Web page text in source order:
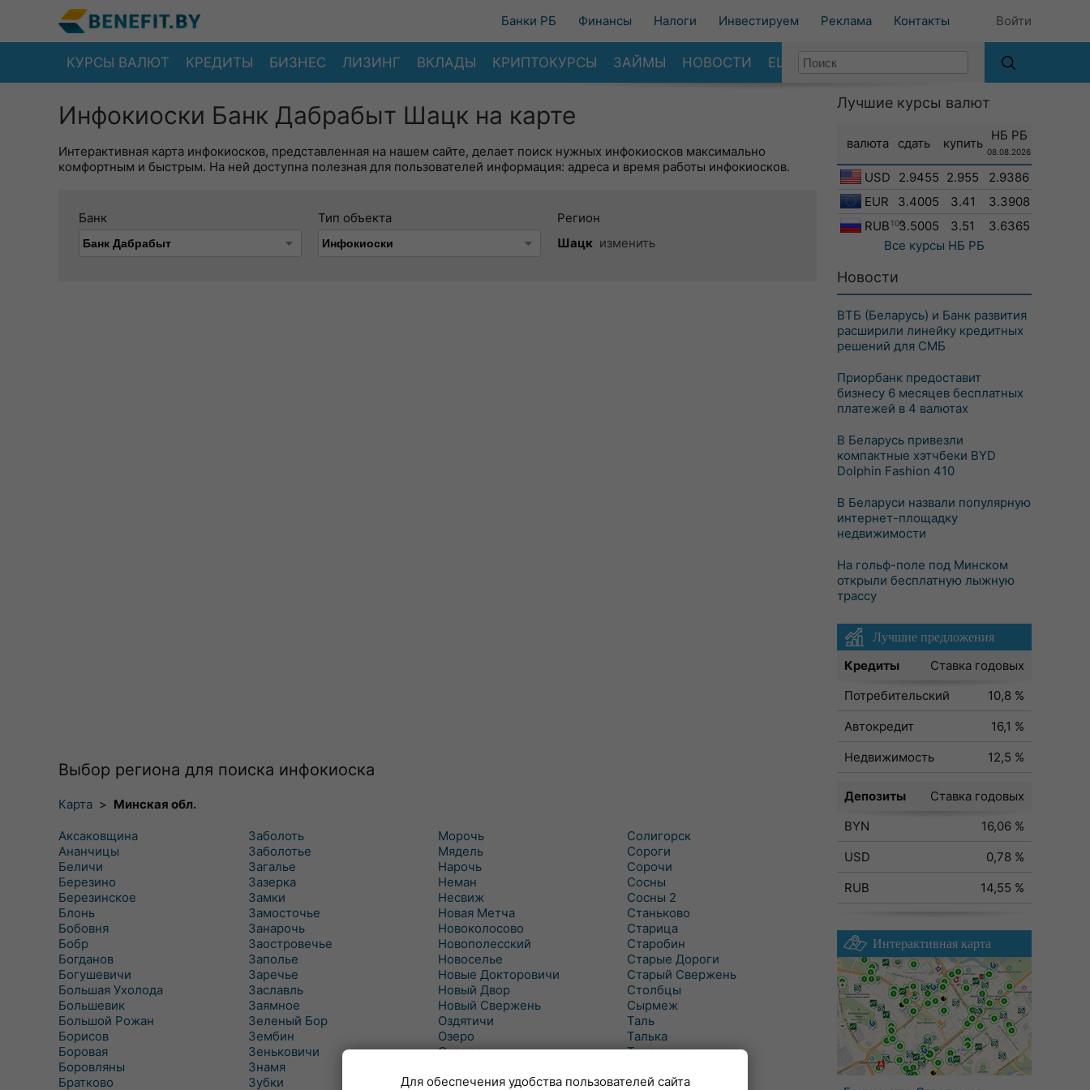
Банки РБ Финансы Налоги Инвестируем Реклама Контакты Войти
КУРСЫ ВАЛЮТ КРЕДИТЫ БИЗНЕС ЛИЗИНГ ВКЛАДЫ КРИПТОКУРСЫ ЗАЙМЫ НОВОСТИ ЕЩЕ
Инфокиоски Банк Дабрабыт Шацк на карте
Интерактивная карта инфокиосков, представленная на нашем сайте, делает поиск нужных инфокиосков максимально
комфортным и быстрым. На ней доступна полезная для пользователей информация: адреса и время работы инфокиосков.
Банк Тип объекта
Регион
Шацк изменить
Выбор региона для поиска инфокиоска
Карта > Минская обл.
Аксаковщина
Ананчицы
Беличи
Березино
Березинское
Блонь
Бобовня
Бобр
Богданов
Богушевичи
Большая Ухолода
Большевик
Большой Рожан
Борисов
Боровая
Боровляны
Братково
Заболоть
Заболотье
Загалье
Зазерка
Замки
Замосточье
Занарочь
Заостровечье
Заполье
Заречье
Заславль
Заямное
Зеленый Бор
Зембин
Зеньковичи
Знамя
Зубки
Морочь
Мядель
Нарочь
Неман
Несвиж
Новая Метча
Новоколосово
Новополесский
Новоселье
Новые Докторовичи
Новый Двор
Новый Свержень
Оздятичи
Озеро
Озерцо
Октябрь
Солигорск
Сороги
Сорочи
Сосны
Сосны 2
Станьково
Старица
Старобин
Старые Дороги
Старый Свержень
Столбцы
Сырмеж
Таль
Талька
Танежицы
Турец-Бояры
Лучшие курсы валют
валюта сдать купить
НБ РБ
08.08.2026
USD 2.9455 2.955
2.9386
EUR
3.4005 3.41
3.3908
RUB 1003.5005 3.51
3.6365
Все курсы НБ РБ
Новости
ВТБ (Беларусь) и Банк развития
расширили линейку кредитных
решений для СМБ
Приорбанк предоставит
бизнесу 6 месяцев бесплатных
платежей в 4 валютах
В Беларусь привезли
компактные хэтчбеки BYD
Dolphin Fashion 410
В Беларуси назвали популярную
интернет-площадку
недвижимости
На гольф-поле под Минском
открыли бесплатную лыжную
трассу
Лучшие предложения
Кредиты
Ставка годовых
Потребительский
10,8 %
Автокредит
16,1 %
Недвижимость
12,5 %
Депозиты
Ставка годовых
BYN
16,06 %
USD
0,78 %
RUB
14,55 %
Интерактивная карта
Для обеспечения удобства пользователей сайта